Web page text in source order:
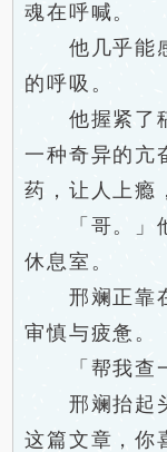
魂在呼喊。
他几乎能感
的呼吸。
他握紧了稿
一种奇异的
药，让人上瘾
「哥。」他
休息室。
邢斓正靠在
审慎与疲惫。
「帮我查一
邢斓抬起头
这篇文章，你